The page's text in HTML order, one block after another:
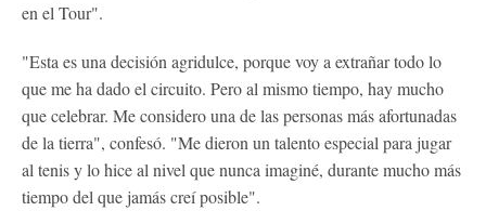
en el Tour".
"Esta es una decisión agridulce, porque voy a extrañar todo lo
que me ha dado el circuito. Pero al mismo tiempo, hay mucho
que celebrar. Me considero una de las personas más afortunadas
de la tierra", confesó. "Me dieron un talento especial para jugar
al tenis y lo hice al nivel que nunca imaginé, durante mucho más
tiempo del que jamás creí posible".